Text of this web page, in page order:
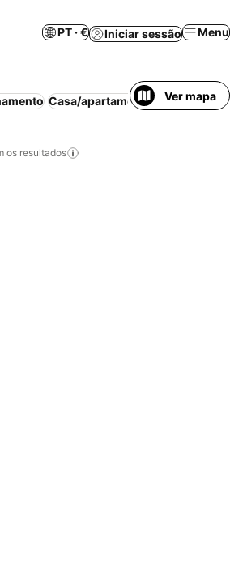
PT · € Iniciar sessão Menu
Casa/apartamento inteiroVer mapa
os resultados